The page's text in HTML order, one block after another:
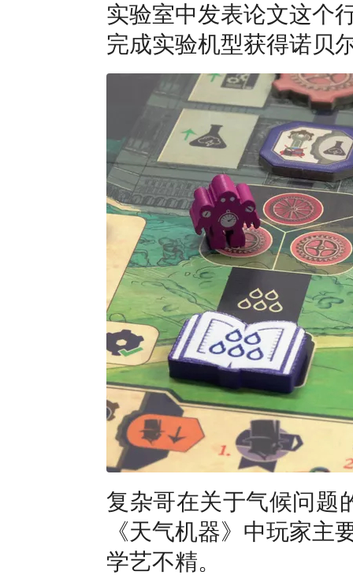
实验室中发表论文这个
完成实验机型获得诺贝
复杂哥在关于气候问题
《天气机器》中玩家
学艺不精。